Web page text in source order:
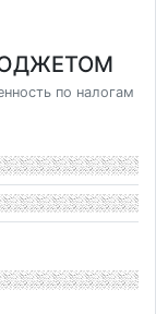
по налогам